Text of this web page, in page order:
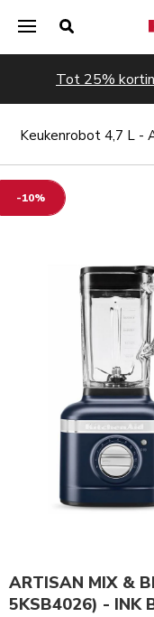
Tot 25%
-10%
ARTISAN MIX &
5KSB4026) - INK
Keukenrobot 4,7 L -